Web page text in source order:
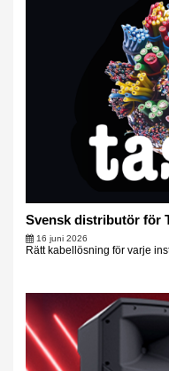
Svensk distributör för
16 juni 2026
Rätt kabellösning för varje